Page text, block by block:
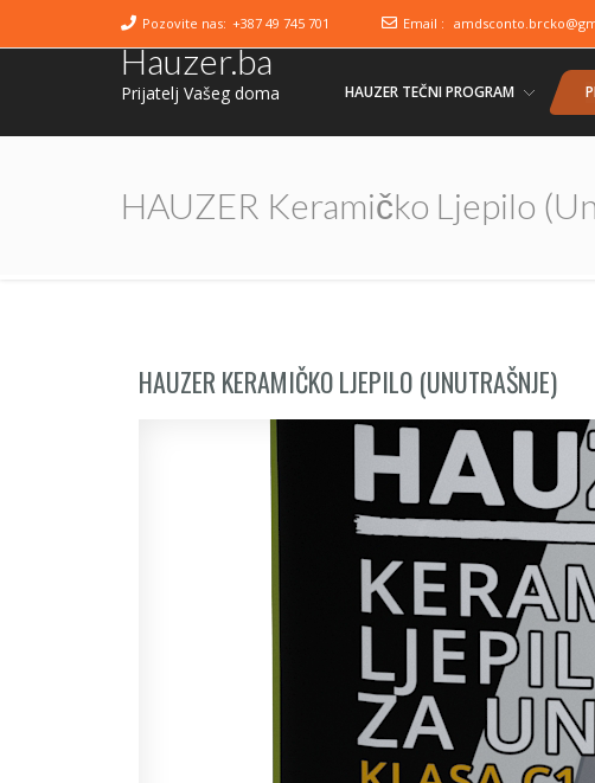
Pozovite nas: +387 49 745 701 Email :
Hauzer.ba
Prijatelj Vašeg doma HAUZER TEČNI PROGRAM
HAUZER Keramičko Ljepilo
HAUZER KERAMIČKO LJEPILO (UNUTRAŠNJE)